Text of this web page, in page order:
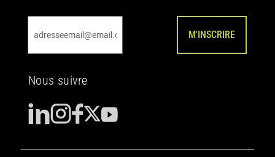
M'INSCRIRE
Nous suivre